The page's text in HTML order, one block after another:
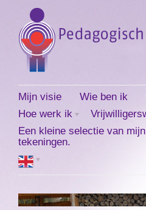
Mijn visie Wie ben ik
Hoe werk ik
Een kleine selectie van
tekeningen.